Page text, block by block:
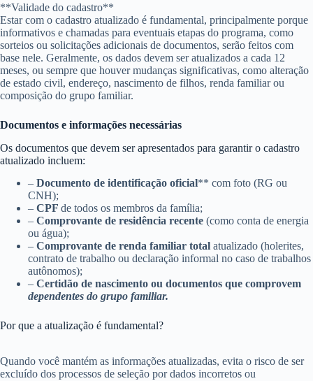
**Validade do cadastro**
Estar com o cadastro atualizado é fundamental, principalmente porque
informativos e chamadas para eventuais etapas do programa, como
sorteios ou solicitações adicionais de documentos, serão feitos com
base nele. Geralmente, os dados devem ser atualizados a cada 12
meses, ou sempre que houver mudanças significativas, como alteração
de estado civil, endereço, nascimento de filhos, renda familiar ou
composição do grupo familiar.
Documentos e informações necessárias
Os documentos que devem ser apresentados para garantir o cadastro
atualizado incluem:
– Documento de identificação oficial** com foto (RG ou
CNH);
– CPF de todos os membros da família;
– Comprovante de residência recente (como conta de energia
ou água);
– Comprovante de renda familiar total atualizado (holerites,
contrato de trabalho ou declaração informal no caso de trabalhos
autônomos);
– Certidão de nascimento ou documentos que comprovem
dependentes do grupo familiar.
Por que a atualização é fundamental?
Quando você mantém as informações atualizadas, evita o risco de ser
excluído dos processos de seleção por dados incorretos ou